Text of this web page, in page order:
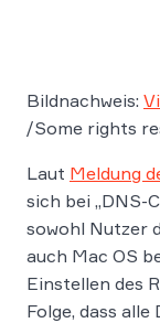
Bildnachweis:
/Some rights
Laut Meldung
sich bei „DNS-
sowohl Nutzer
auch Mac OS
Einstellen des
Folge, dass